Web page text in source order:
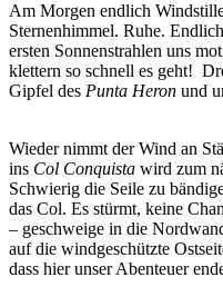
Am Morgen endlich
Sternenhimmel. Ruhe.
ersten Sonnenstrahlen uns
klettern so schnell es geht!
Gipfel des Punta Heron und
Wieder nimmt der Wind an
ins Col Conquista wird zum
Schwierig die Seile zu
das Col. Es stürmt, keine
– geschweige in die
auf die windgeschützte
dass hier unser Abenteuer